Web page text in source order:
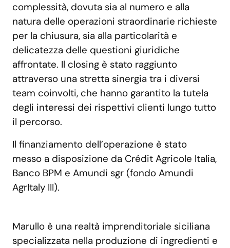
complessità, dovuta sia al numero e alla
natura delle operazioni straordinarie richieste
per la chiusura, sia alla particolarità e
delicatezza delle questioni giuridiche
affrontate. Il closing è stato raggiunto
attraverso una stretta sinergia tra i diversi
team coinvolti, che hanno garantito la tutela
degli interessi dei rispettivi clienti lungo tutto
il percorso.
Il finanziamento dell’operazione è stato
messo a disposizione da Crédit Agricole Italia,
Banco BPM e Amundi sgr (fondo Amundi
AgrItaly III).
Marullo è una realtà imprenditoriale siciliana
specializzata nella produzione di ingredienti e